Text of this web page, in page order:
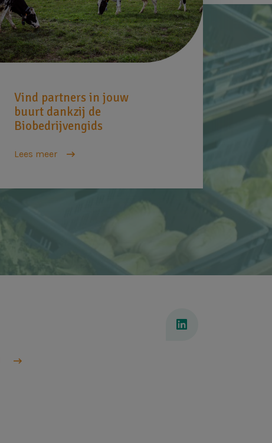
Vind partners in jouw
buurt dankzij de
Biobedrijvengids
Lees meer